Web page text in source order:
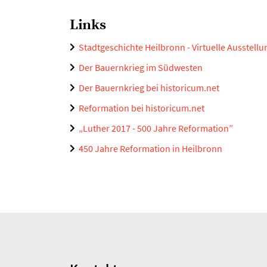
Links
Stadtgeschichte Heilbronn - Virtuelle
Der Bauernkrieg im Südwesten
Der Bauernkrieg bei historicum.net
Reformation bei historicum.net
„Luther 2017 - 500 Jahre Reformation”
450 Jahre Reformation in Heilbronn